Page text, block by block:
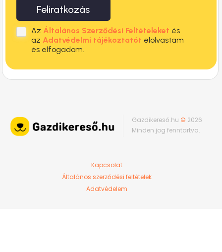
Feliratkozás
Az Általános Szerződési Feltételeket és
az Adatvédelmi tájékoztatót elolvastam
és elfogadom.
Gazdikereső.hu © 2026
Minden jog fenntartva.
Kapcsolat
Általános szerződési feltételek
Adatvédelem